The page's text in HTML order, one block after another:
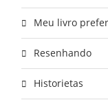
Meu livro
Resenhando
Historietas